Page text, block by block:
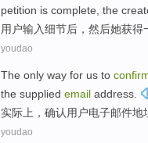
petition is complete, the
用户输入细节后 ，然后她获得
youdao
The only way for us to
the supplied email address
实际上 ， 确认 用户电子邮件地
youdao